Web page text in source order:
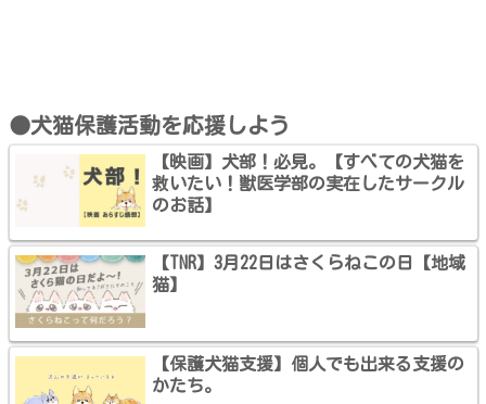
●犬猫保護活動を応援しよう
【映画】犬部！必見。【すべての犬猫を
救いたい！獣医学部の実在したサークル
のお話】
【TNR】3月22日はさくらねこの日【地域
猫】
【保護犬猫支援】個人でも出来る支援の
かたち。